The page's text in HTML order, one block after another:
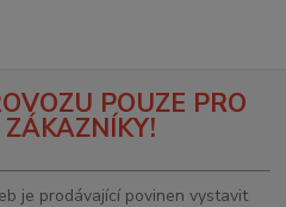
POUZE PRO
je prodávající povinen vystavit